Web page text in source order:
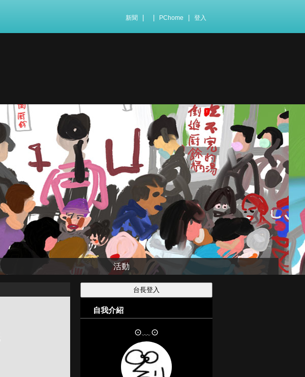
新聞 PChome 登入
活動
自我介紹
⊙﹏⊙